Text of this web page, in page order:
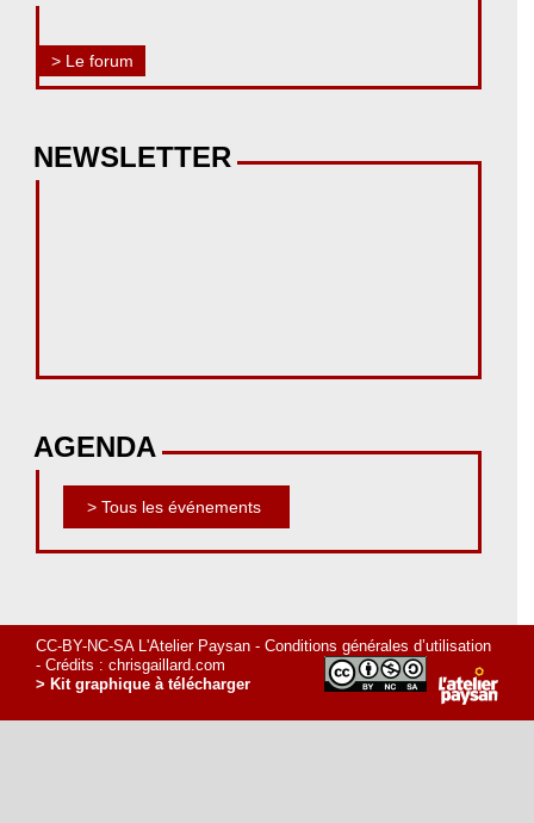
> Le forum
NEWSLETTER
AGENDA
> Tous les événements
CC-BY-NC-SA L'Atelier Paysan - Conditions générales d’utilisation
- Crédits : chrisgaillard.com
> Kit graphique à télécharger